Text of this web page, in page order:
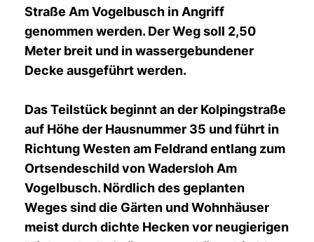
Straße Am Vogelbusch in Angriff
genommen werden. Der Weg soll 2,50
Meter breit und in wassergebundener
Decke ausgeführt werden.
Das Teilstück beginnt an der Kolpingstraße
auf Höhe der Hausnummer 35 und führt in
Richtung Westen am Feldrand entlang zum
Ortsendeschild von Wadersloh Am
Vogelbusch. Nördlich des geplanten
Weges sind die Gärten und Wohnhäuser
meist durch dichte Hecken vor neugierigen